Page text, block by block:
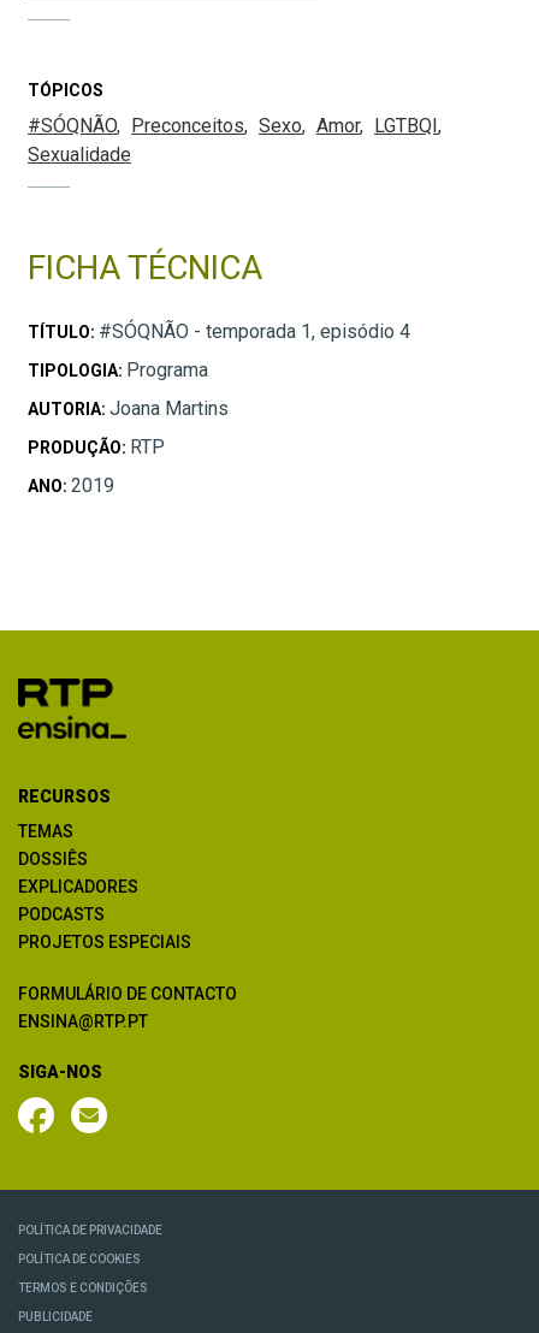
TÓPICOS
#SÓQNÃO Preconceitos Sexo Amor
LGTBQI
Sexualidade
FICHA TÉCNICA
TÍTULO: #SÓQNÃO - temporada 1, episódio 4
TIPOLOGIA: Programa
AUTORIA: Joana Martins
PRODUÇÃO: RTP
ANO: 2019
RECURSOS
TEMAS
DOSSIÊS
EXPLICADORES
PODCASTS
PROJETOS ESPECIAIS
FORMULÁRIO DE CONTACTO
ENSINA@RTP.PT
SIGA-NOS
POLÍTICA DE PRIVACIDADE
POLÍTICA DE COOKIES
TERMOS E CONDIÇÕES
PUBLICIDADE